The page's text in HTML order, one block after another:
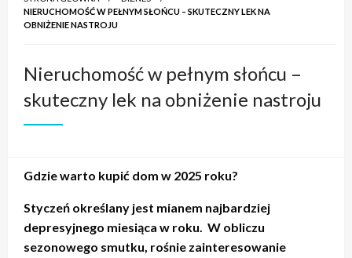
NIERUCHOMOŚĆ W PEŁNYM SŁOŃCU – SKUTECZNY LEK NA
OBNIŻENIE NASTROJU
Nieruchomość w pełnym słońcu –
skuteczny lek na obniżenie nastroju
Gdzie warto kupić dom w 2025 roku?
Styczeń określany jest mianem najbardziej
depresyjnego miesiąca w roku. W obliczu
sezonowego smutku, rośnie zainteresowanie